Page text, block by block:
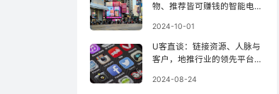
物、推荐皆可赚钱的智能电商
2024-10-01
U客直谈：链接资源、人脉与
客户，地推行业的领先平台之
2024-08-24